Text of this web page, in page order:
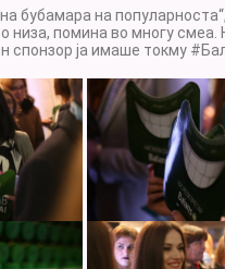
бубамара на
низа, помина во многу смеа.
спонзор ја имаше токму